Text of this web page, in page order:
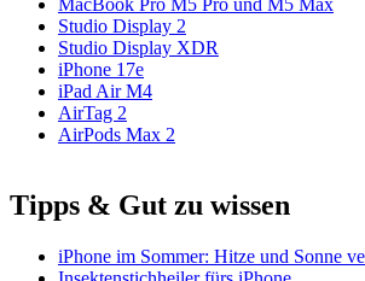
MacBook Pro M5 Pro und M5 Max
Studio Display 2
Studio Display XDR
iPhone 17e
iPad Air M4
AirTag 2
AirPods Max 2
Tipps & Gut zu wissen
iPhone im Sommer: Hitze und Sonne